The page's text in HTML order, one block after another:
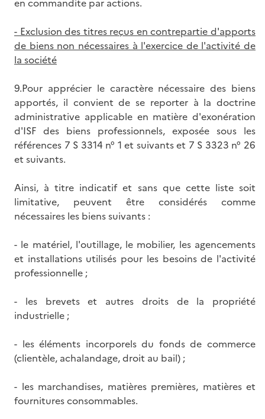
- Exclusion des titres reçus en contrepartie d'apports
de biens non nécessaires à l'exercice de l'activité de
la société
9.Pour apprécier le caractère nécessaire des biens
apportés, il convient de se reporter à la doctrine
administrative applicable en matière d'exonération
d'ISF des biens professionnels, exposée sous les
références 7 S 3314 n° 1 et suivants et 7 S 3323 n° 26
et suivants.
Ainsi, à titre indicatif et sans que cette liste soit
limitative, peuvent être considérés comme
nécessaires les biens suivants :
- le matériel, l'outillage, le mobilier, les agencements
et installations utilisés pour les besoins de l'activité
professionnelle ;
- les brevets et autres droits de la propriété
industrielle ;
- les éléments incorporels du fonds de commerce
(clientèle, achalandage, droit au bail) ;
- les marchandises, matières premières, matières et
fournitures consommables.